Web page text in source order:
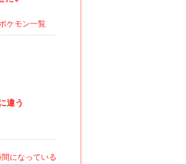
ケモン一覧
違う
になっている